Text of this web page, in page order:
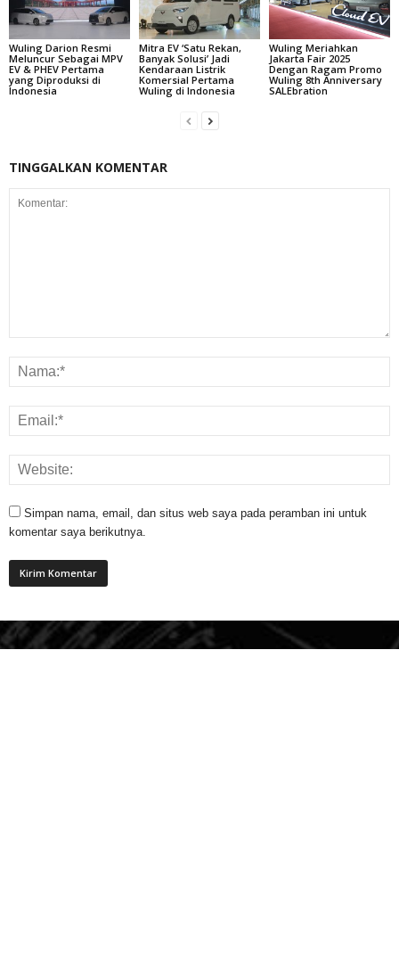
Wuling Darion Resmi
Meluncur Sebagai MPV
EV & PHEV Pertama
yang Diproduksi di
Indonesia
Mitra EV ‘Satu Rekan,
Banyak Solusi’ Jadi
Kendaraan Listrik
Komersial Pertama
Wuling di Indonesia
Wuling Meriahkan
Jakarta Fair 2025
Dengan Ragam Promo
Wuling 8th Anniversary
SALEbration
TINGGALKAN KOMENTAR
Simpan nama, email, dan situs web saya pada peramban ini untuk
komentar saya berikutnya.